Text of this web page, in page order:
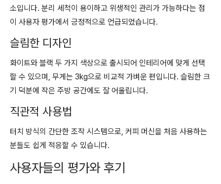
소입니다. 분리 세척이 용이하고 위생적인 관리가 가능하다는 점
이 사용자 평가에서 긍정적으로 언급되었습니다.
슬림한 디자인
화이트와 블랙 두 가지 색상으로 출시되어 인테리어에 맞게 선택
할 수 있으며, 무게는 3kg으로 비교적 가벼운 편입니다. 슬림한 크
기 덕분에 작은 주방 공간에도 잘 어울립니다.
직관적 사용법
터치 방식의 간단한 조작 시스템으로, 커피 머신을 처음 사용하는
분들도 쉽게 적응할 수 있습니다.
사용자들의 평가와 후기